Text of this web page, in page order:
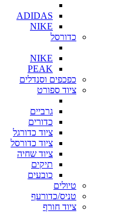
ADIDAS
NIKE
כדורסל
NIKE
PEAK
כפכפים וסנדלים
ציוד ספורט
גרביים
כדורים
ציוד כדורגל
ציוד כדורסל
ציוד שחיה
תיקים
כובעים
טיולים
טניס/כדורעף
ציוד חורף